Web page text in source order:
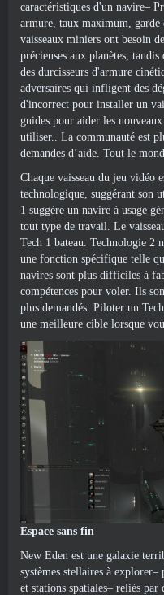
caractéristiques d'un navire–
armure, taux maximum, garde
vaisseaux miniers ont besoin
précieuses aux planètes,
des durcisseurs d'armure
adversaires qui infligent des
d'incorrect pour installer un
guides pour aider les
utiliser.. La communauté est
demandes d’aide. Tout le
Chaque vaisseau du jeu vidéo
technologique, suggérant son
1 suggère un navire à usage
tout type de travail. Le
Tech 1 bateau. Technologie 2
une fonction spécifique telle
navires sont plus difficiles à
compétences pour voler. Ils
plus demandés. Piloter un
une meilleure cible lorsque
Espace sans fin
New Eden est une galaxie
systèmes stellaires à explorer–
et stations spatiales– reliés par